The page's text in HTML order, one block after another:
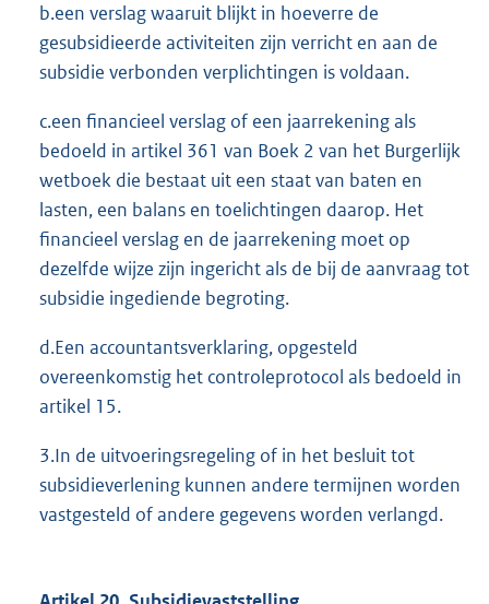
b.een verslag waaruit blijkt in hoeverre de
gesubsidieerde activiteiten zijn verricht en aan de
subsidie verbonden verplichtingen is voldaan.
c.een financieel verslag of een jaarrekening als
bedoeld in artikel 361 van Boek 2 van het Burgerlijk
wetboek die bestaat uit een staat van baten en
lasten, een balans en toelichtingen daarop. Het
financieel verslag en de jaarrekening moet op
dezelfde wijze zijn ingericht als de bij de aanvraag tot
subsidie ingediende begroting.
d.Een accountantsverklaring, opgesteld
overeenkomstig het controleprotocol als bedoeld in
artikel 15.
3.In de uitvoeringsregeling of in het besluit tot
subsidieverlening kunnen andere termijnen worden
vastgesteld of andere gegevens worden verlangd.